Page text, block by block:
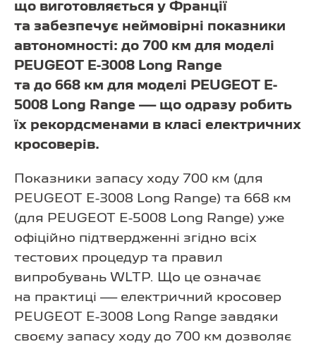
що виготовляється у Франції
та забезпечує неймовірні показники
автономності: до 700 км для моделі
PEUGEOT E-3008 Long Range
та до 668 км для моделі PEUGEOT E-
5008 Long Range — що одразу робить
їх рекордсменами в класі електричних
кросоверів.
Показники запасу ходу 700 км (для
PEUGEOT E-3008 Long Range) та 668 км
(для PEUGEOT E-5008 Long Range) уже
офіційно підтвердженні згідно всіх
тестових процедур та правил
випробувань WLTP. Що це означає
на практиці — електричний кросовер
PEUGEOT E-3008 Long Range завдяки
своєму запасу ходу до 700 км дозволяє